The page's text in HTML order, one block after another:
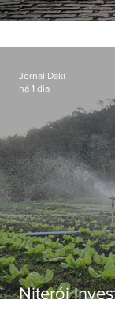
Niterói
Jornal Daki
há 1 dia